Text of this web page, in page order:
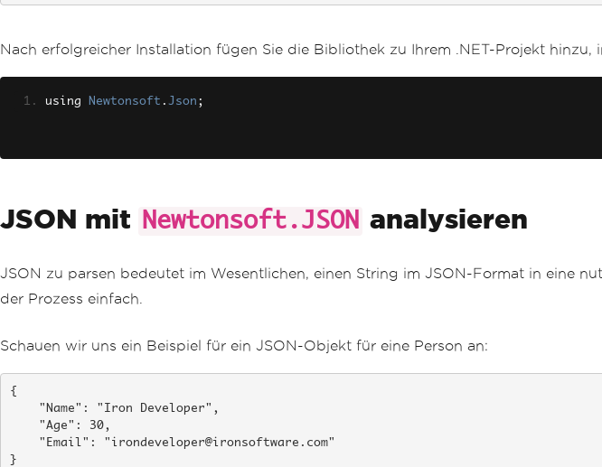
Nach erfolgreicher Installation fügen Sie die Bibliothek zu Ihrem .NET-Projekt
using Newtonsoft . Json ;
JSON mit Newtonsoft.JSON analysieren
JSON zu parsen bedeutet im Wesentlichen, einen String im JSON-Format in eine
der Prozess einfach.
Schauen wir uns ein Beispiel für ein JSON-Objekt für eine Person an:
{
}